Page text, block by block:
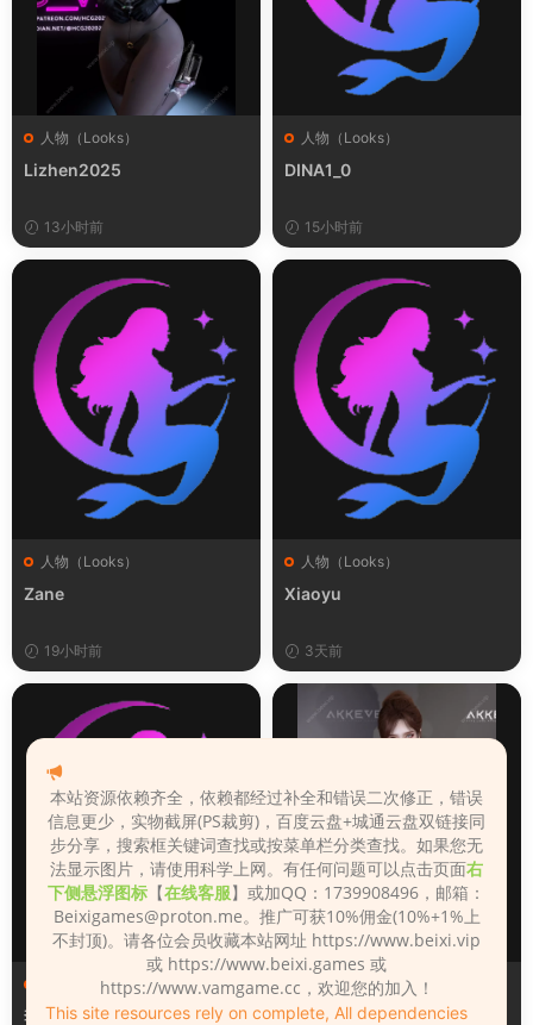
人物（Looks）
Lizhen2025
13小时前
人物（Looks）
DINA1_0
15小时前
人物（Looks）
Zane
19小时前
人物（Looks）
Xiaoyu
3天前
人物（Looks）
李翎儿
人物（Looks）
130_Lina
本站资源依赖齐全，依赖都经过补全和错误二次修正，错误
信息更少，实物截屏(PS裁剪)，百度云盘+城通云盘双链接同
步分享，搜索框关键词查找或按菜单栏分类查找。如果您无
法显示图片，请使用科学上网。有任何问题可以点击页面右
下侧悬浮图标 【在线客服】或加QQ：1739908496，邮箱：
Beixigames@proton.me。推广可获10%佣金(10%+1%上
不封顶)。请各位会员收藏本站网址 https://www.beixi.vip
或 https://www.beixi.games 或
https://www.vamgame.cc，欢迎您的加入！
This site resources rely on complete, All dependencies